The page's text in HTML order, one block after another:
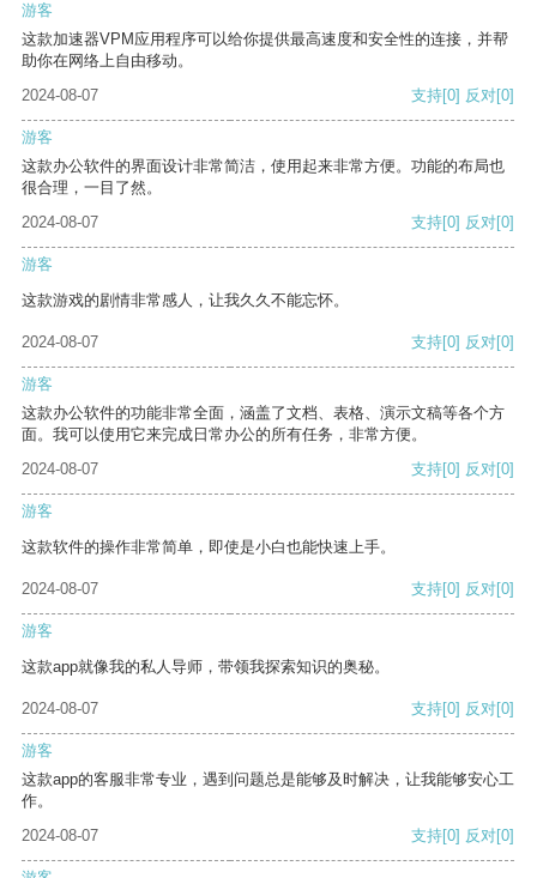
游客
这款加速器VPM应用程序可以给你提供最高速度和安全性的连接，并帮
助你在网络上自由移动。
2024-08-07
支持[0] 反对[0]
游客
这款办公软件的界面设计非常简洁，使用起来非常方便。功能的布局也
很合理，一目了然。
2024-08-07
支持[0] 反对[0]
游客
这款游戏的剧情非常感人，让我久久不能忘怀。
2024-08-07 支持[0] 反对[0]
游客
这款办公软件的功能非常全面，涵盖了文档、表格、演示文稿等各个方
面。我可以使用它来完成日常办公的所有任务，非常方便。
2024-08-07
支持[0] 反对[0]
游客
这款软件的操作非常简单，即使是小白也能快速上手。
2024-08-07 支持[0] 反对[0]
游客
这款app就像我的私人导师，带领我探索知识的奥秘。
2024-08-07 支持[0] 反对[0]
游客
这款app的客服非常专业，遇到问题总是能够及时解决，让我能够安心工
作。
2024-08-07
支持[0] 反对[0]